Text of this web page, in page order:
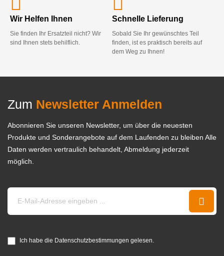
Wir Helfen Ihnen
Sie finden Ihr Ersatzteil nicht? Wir
sind Ihnen stets behilflich.
Schnelle Lieferung
Sobald Sie Ihr gewünschtes Teil
finden, ist es praktisch bereits auf
dem Weg zu Ihnen!
Zum Newsletter Anmelden
Abonnieren Sie unseren Newsletter, um über die neuesten
Produkte und Sonderangebote auf dem Laufenden zu bleiben Alle
Daten werden vertraulich behandelt, Abmeldung jederzeit
möglich.
Ich habe die Datenschutzbestimmungen gelesen.